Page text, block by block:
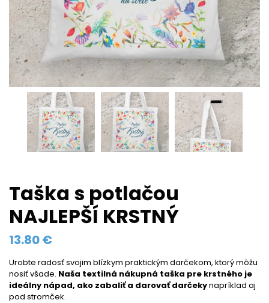
Taška s potlačou
NAJLEPŠÍ KRSTNÝ
13.80€
Urobte radosť svojim blízkym praktickým darčekom, ktorý môžu
nosiť všade. Naša textilná nákupná taška pre krstného je
ideálny nápad, ako zabaliť a darovať darčekynapríklad aj
pod stromček.